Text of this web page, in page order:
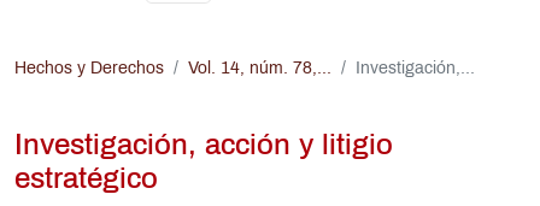
Hechos y Derechos Vol. 14, núm. 78,... Investigación,...
Investigación, acción y litigio
estratégico